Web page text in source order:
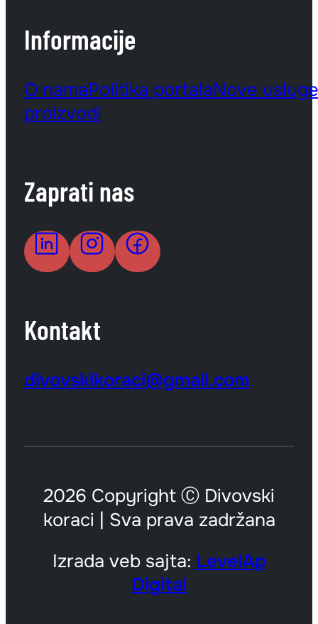
Informacije
O namaPolitika portalaNove usluge
proizvodi
Zaprati nas
Kontakt
divovskikoraci@gmail.com
2026 Copyright Ⓒ Divovski
koraci | Sva prava zadržana
Izrada veb sajta: LevelAp
Digital